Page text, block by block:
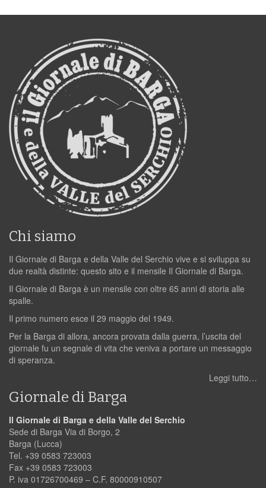
Chi siamo
Il Giornale di Barga e della Valle del Serchio vive e si sviluppa su
due realtà distinte: questo sito e il mensile Il Giornale di Barga.
Il Giornale di Barga è un mensile con oltre 65 anni di storia alle
spalle.
Il primo numero esce il 29 maggio del 1949.
Per la Barga di allora, ancora provata dalla guerra, l’uscita del
giornale fu un segnale di vita che veniva a portare un messaggio
di speranza.
Leggi tutto…
Giornale di Barga
Il Giornale di Barga e della Valle del Serchio
Sede di Barga Via di Borgo, 2
Barga (Lucca)
Tel. +39 0583 723003
Fax +39 0583 723003
P. iva 01726700469 – C.F. 80000910507